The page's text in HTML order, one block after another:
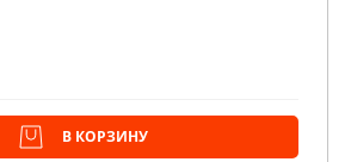
В КОРЗИНУ